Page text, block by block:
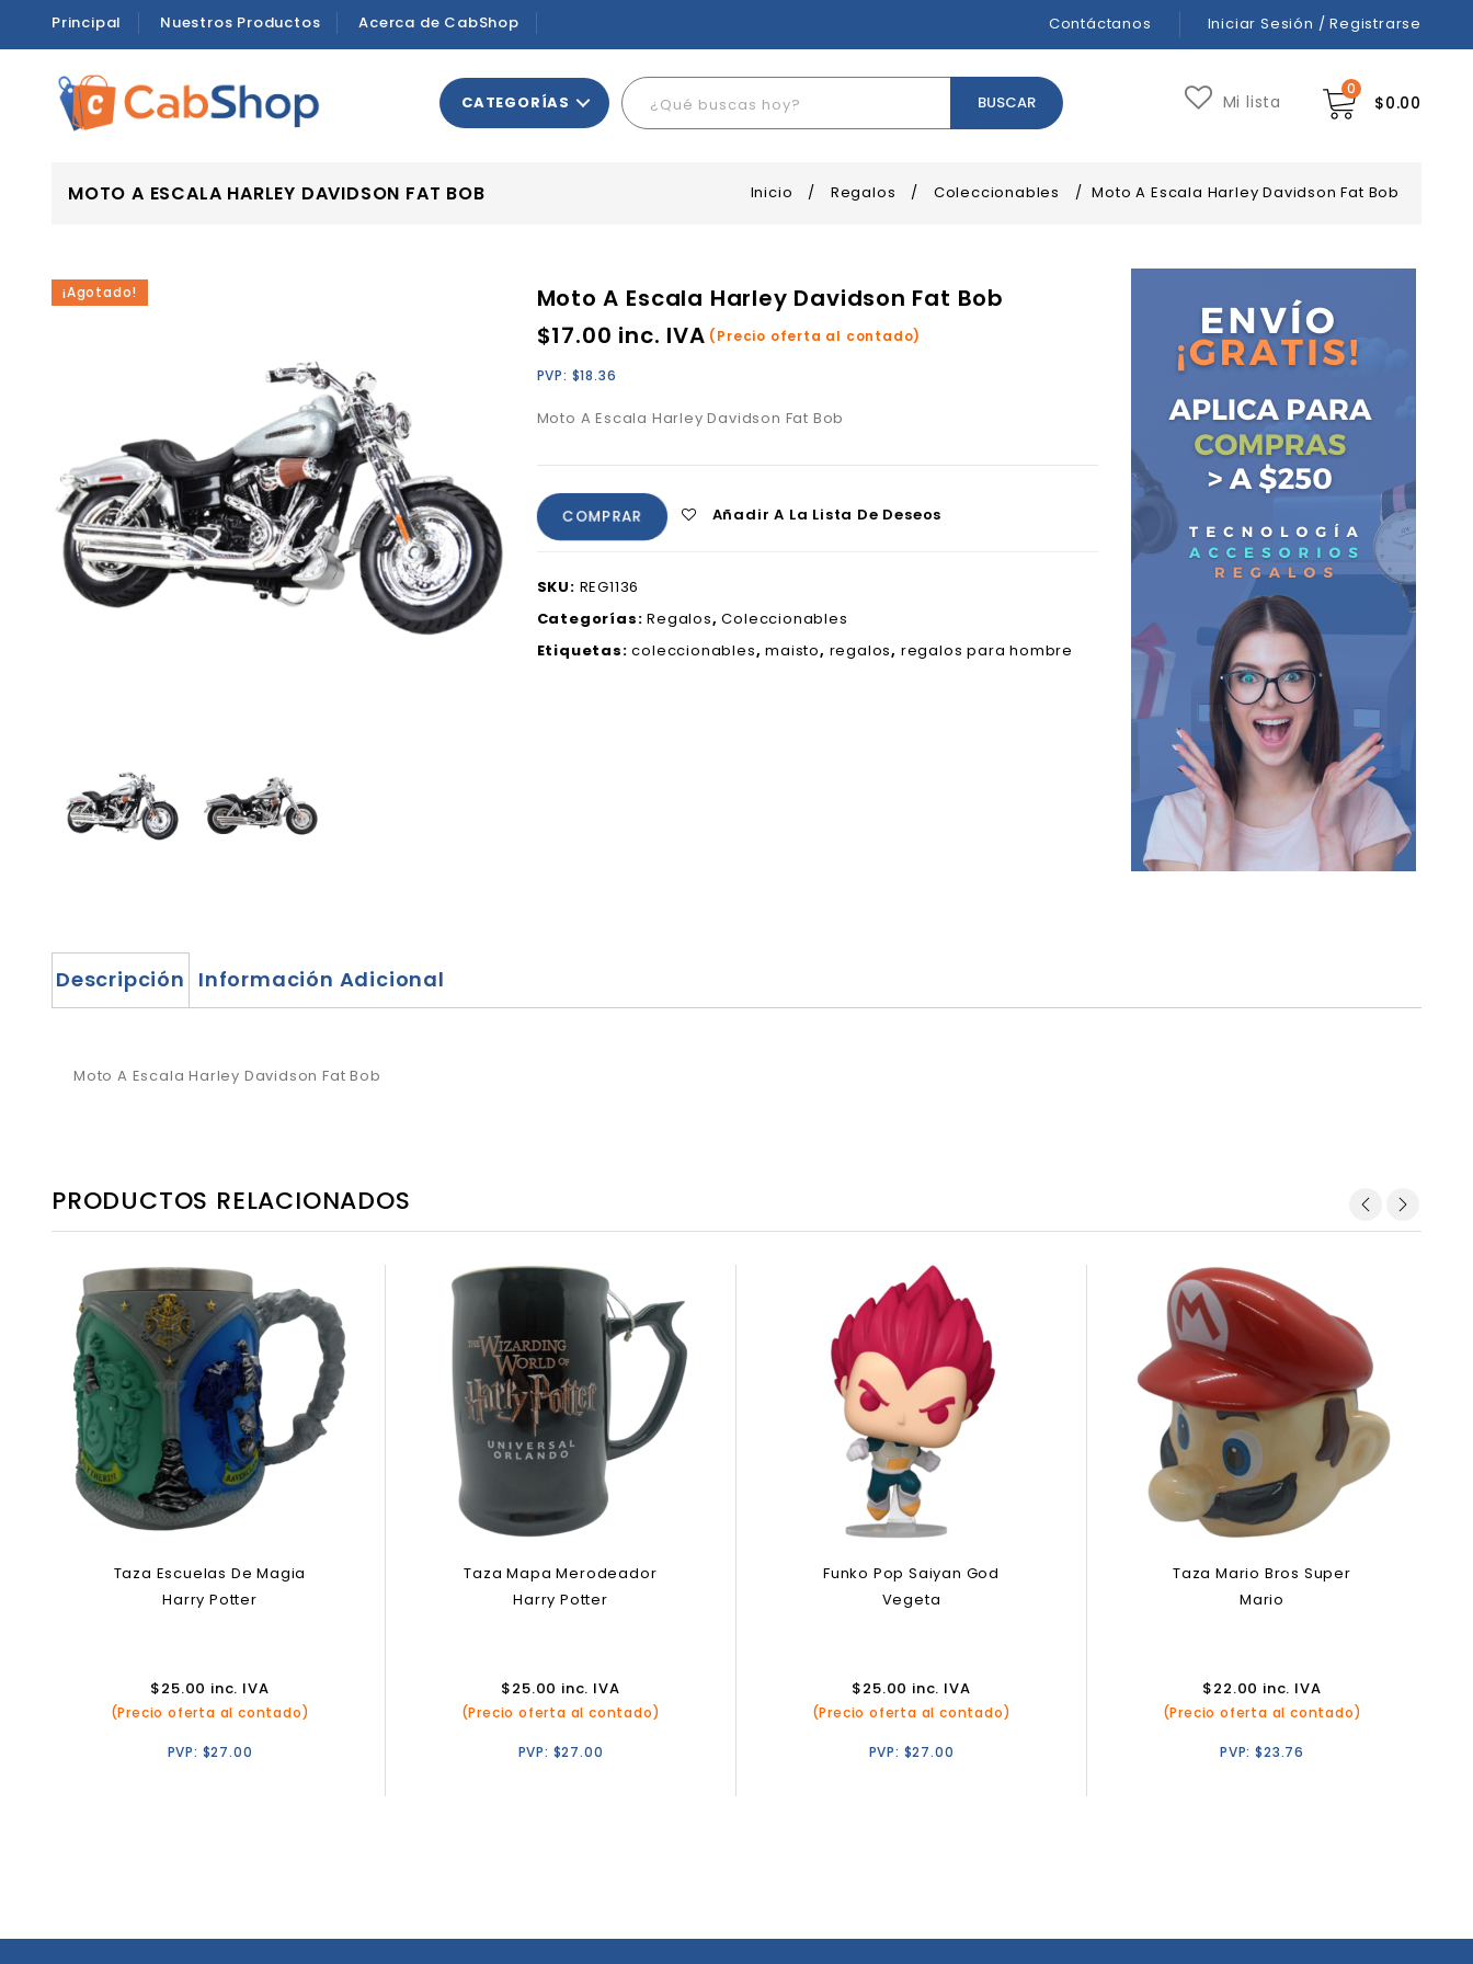
Principal Nuestros Productos Acerca de CabShop Contáctanos Iniciar Sesión / Registrarse
0
$0.00
Mi lista
CATEGORÍAS
MOTO A ESCALA HARLEY DAVIDSON FAT BOB Inicio / Regalos / Coleccionables / Moto A Escala Harley Davidson Fat Bob
¡Agotado!
Moto A Escala Harley Davidson Fat Bob
$17.00 inc. IVA (Precio oferta al contado)
PVP: $18.36
Moto A Escala Harley Davidson Fat Bob
COMPRAR Añadir A La Lista De Deseos
SKU: REG1136
Categorías:Regalos,Coleccionables
Etiquetas:coleccionables,maisto, regalos, regalos para hombre
Descripción Información Adicional
Moto A Escala Harley Davidson Fat Bob
PRODUCTOS RELACIONADOS
Taza Escuelas De Magia
Harry Potter
$25.00 inc. IVA
(Precio oferta al contado)
PVP: $27.00
Taza Mapa Merodeador
Harry Potter
$25.00 inc. IVA
(Precio oferta al contado)
PVP: $27.00
Funko Pop Saiyan God
Vegeta
$25.00 inc. IVA
(Precio oferta al contado)
PVP: $27.00
Taza Mario Bros Super
Mario
$22.00 inc. IVA
(Precio oferta al contado)
PVP:$23.76